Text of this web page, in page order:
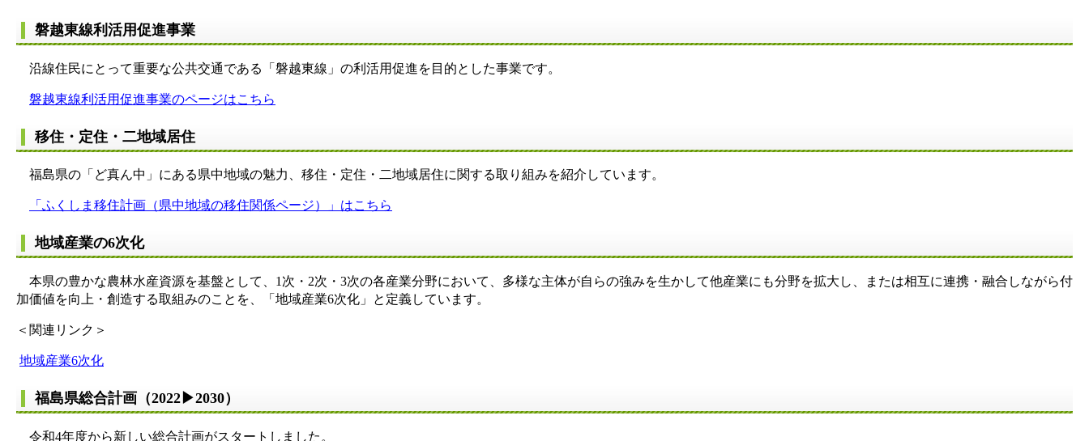
磐越東線利活用促進事業
沿線住民にとって重要な公共交通である「磐越東線」の利活用促進を目的とした事業です。
磐越東線利活用促進事業のページはこちら
移住・定住・二地域居住
福島県の「ど真ん中」にある県中地域の魅力、移住・定住・二地域居住に関する取り組みを紹介しています。
「ふくしま移住計画（県中地域の移住関係ページ）」はこちら
地域産業の6次化
本県の豊かな農林水産資源を基盤として、1次・2次・3次の各産業分野において、多様な主体が自らの強みを生かして他産業にも分野を拡大し、または相互に連携・融合しながら付
加価値を向上・創造する取組みのことを、「地域産業6次化」と定義しています。
＜関連リンク＞
地域産業6次化
福島県総合計画（2022▶2030）
令和4年度から新しい総合計画がスタートしました。